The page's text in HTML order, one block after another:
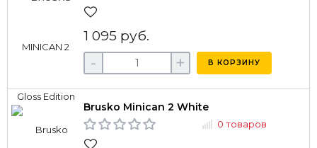
1 095 руб.
- + В КОРЗИНУ
Brusko Minican 2 White
0 товаров